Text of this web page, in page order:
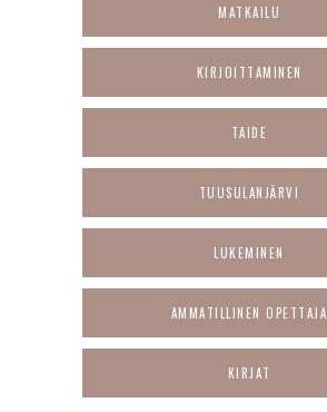
MATKAILU
KIRJOITTAMINEN
TAIDE
TUUSULANJÄRVI
LUKEMINEN
AMMATILLINEN OPETTAJA
KIRJAT